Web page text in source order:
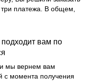
платежа. В общем,
подходит вам по
и мы вернем вам
с момента получения